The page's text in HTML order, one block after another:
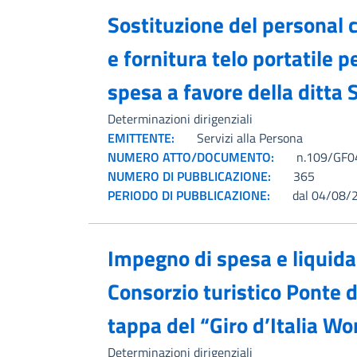
Sostituzione del personal
e fornitura telo portatile
spesa a favore della ditta
Determinazioni dirigenziali
EMITTENTE:
Servizi alla Persona
NUMERO ATTO/DOCUMENTO:
n.109/
NUMERO DI PUBBLICAZIONE:
365
PERIODO DI PUBBLICAZIONE:
dal 04/08/
Impegno di spesa e
Consorzio turistico Ponte
tappa del “Giro d’Italia
Determinazioni dirigenziali